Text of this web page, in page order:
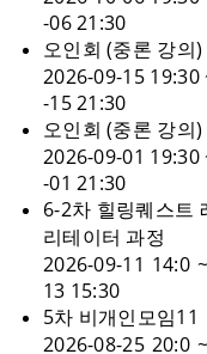
-06 21:30
오인회 (중론 강의)
2026-09-15 19:30
-15 21:30
오인회 (중론 강의)
2026-09-01 19:30
-01 21:30
6-2차 힐링퀘스트
리테이터 과정
2026-09-11 14:0
13 15:30
5차 비개인모임11
2026-08-25 20:0